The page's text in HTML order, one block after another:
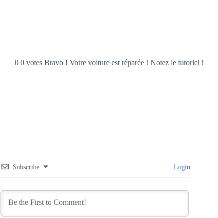
0 0 votes Bravo ! Votre voiture est réparée ! Notez le tutoriel !
Subscribe Login